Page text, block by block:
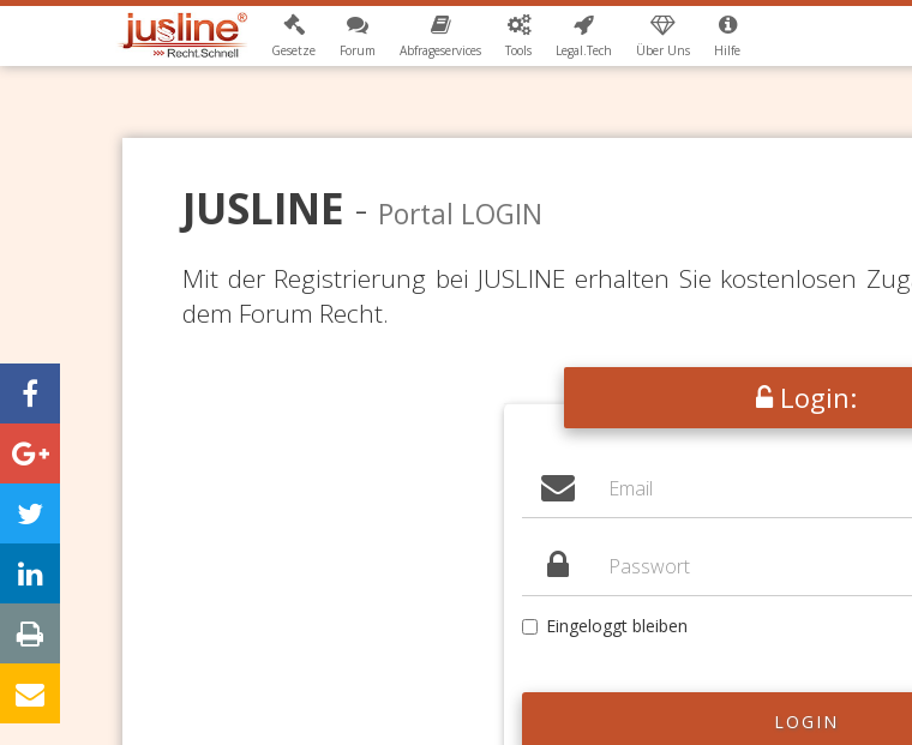
Gesetze Forum Abfrageservices Tools Legal.Tech Über Uns Hilfe
JUSLINE - Portal LOGIN
Mit der Registrierung bei JUSLINE erhalten Sie kostenlosen
dem Forum Recht.
Login:
Eingeloggt bleiben
LOGIN